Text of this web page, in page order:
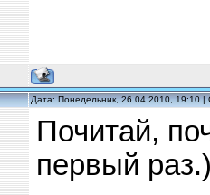
Дата: Понедельник, 26.04.2010, 19:10
Почитай,
первый